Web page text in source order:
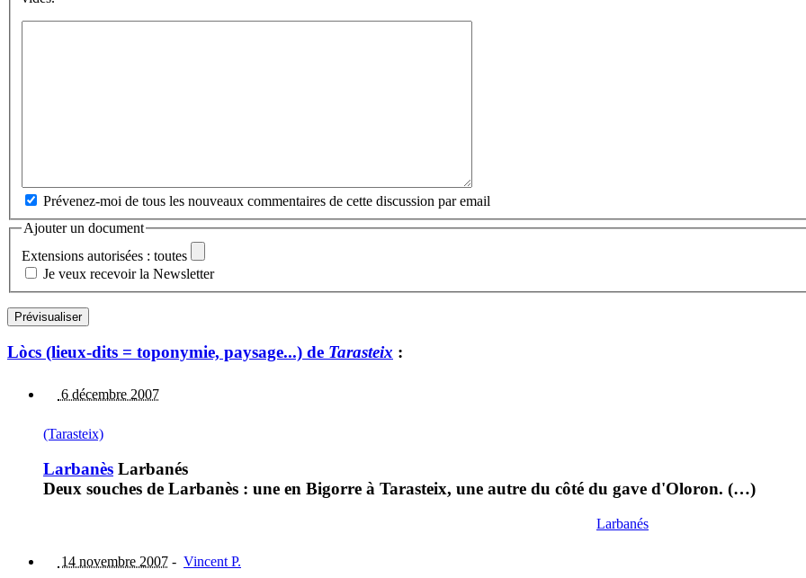
Prévenez-moi de tous les nouveaux commentaires de cette discussion par email
Ajouter un document
Extensions autorisées : toutes
Je veux recevoir la Newsletter
Lòcs (lieux-dits = toponymie, paysage...) de Tarasteix :
6 décembre 2007
(Tarasteix)
Larbanès Larbanés
Deux souches de Larbanès : une en Bigorre à Tarasteix, une autre du côté du gave d'Oloron. (…)
Larbanés
14 novembre 2007 - Vincent P.